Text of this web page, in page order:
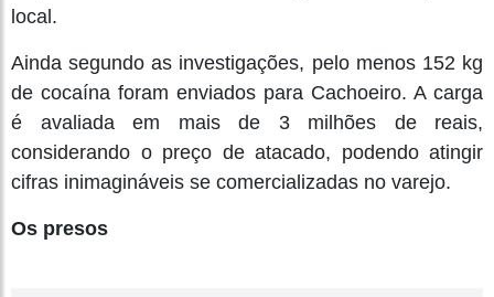
local.
Ainda segundo as investigações, pelo menos 152 kg
de cocaína foram enviados para Cachoeiro. A carga
é avaliada em mais de 3 milhões de reais,
considerando o preço de atacado, podendo atingir
cifras inimagináveis se comercializadas no varejo.
Os presos